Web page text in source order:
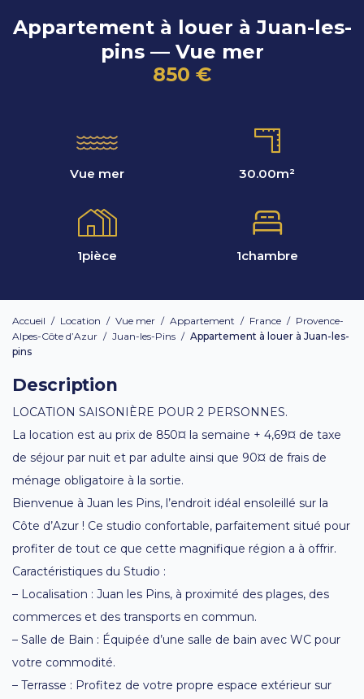
Appartement à louer à Juan-les-
pins — Vue mer
850 €
Vue mer 30.00m²
1pièce 1chambre
Accueil / Location / Vue mer / Appartement / France / Provence-
Alpes-Côte d’Azur / Juan-les-Pins / Appartement à louer à Juan-les-
pins
Description
LOCATION SAISONIÈRE POUR 2 PERSONNES.
La location est au prix de 850¤ la semaine + 4,69¤ de taxe
de séjour par nuit et par adulte ainsi que 90¤ de frais de
ménage obligatoire à la sortie.
Bienvenue à Juan les Pins, l’endroit idéal ensoleillé sur la
Côte d’Azur ! Ce studio confortable, parfaitement situé pour
profiter de tout ce que cette magnifique région a à offrir.
Caractéristiques du Studio :
– Localisation : Juan les Pins, à proximité des plages, des
commerces et des transports en commun.
– Salle de Bain : Équipée d’une salle de bain avec WC pour
votre commodité.
– Terrasse : Profitez de votre propre espace extérieur sur